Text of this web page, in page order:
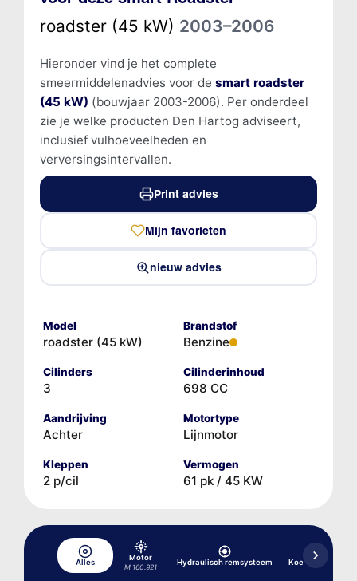
roadster (45 kW) 2003–2006
Hieronder vind je het complete
smeermiddelenadvies voor de smart roadster
(45 kW) (bouwjaar 2003-2006). Per onderdeel
zie je welke producten Den Hartog adviseert,
inclusief vulhoeveelheden en
verversingsintervallen.
Print advies
Mijn favorieten
nieuw advies
Model
roadster (45 kW)
Brandstof
Benzine
Cilinders
3
Cilinderinhoud
698 CC
Aandrijving
Achter
Motortype
Lijnmotor
Kleppen
2 p/cil
Vermogen
61 pk / 45 KW
Alles
Motor
M 160.921
Hydraulisch remsysteem Koelsysteem